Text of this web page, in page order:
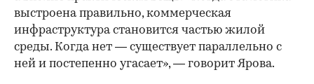
выстроена правильно, коммерческая
инфраструктура становится частью жилой
среды. Когда нет — существует параллельно с
ней и постепенно угасает», — говорит Ярова.